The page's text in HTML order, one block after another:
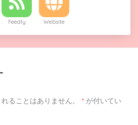
Feedly Website
ることはありません。 * が付いてい